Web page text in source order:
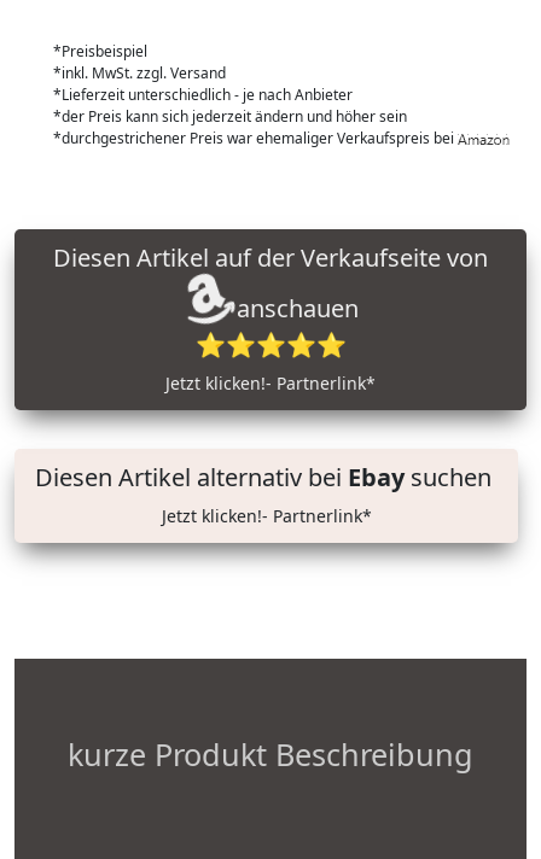
*Preisbeispiel
*inkl. MwSt. zzgl. Versand
*Lieferzeit unterschiedlich - je nach Anbieter
*der Preis kann sich jederzeit ändern und höher sein
*durchgestrichener Preis war ehemaliger Verkaufspreis bei
anschauen
⭐⭐⭐⭐⭐
Jetzt klicken!- Partnerlink*
Diesen Artikel alternativ bei Ebaysuchen
Jetzt klicken!- Partnerlink*
kurze Produkt Beschreibung